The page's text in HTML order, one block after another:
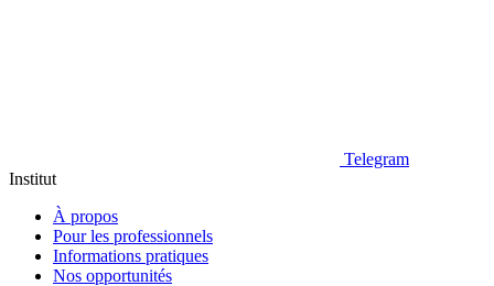
Telegram
Institut
À propos
Pour les professionnels
Informations pratiques
Nos opportunités